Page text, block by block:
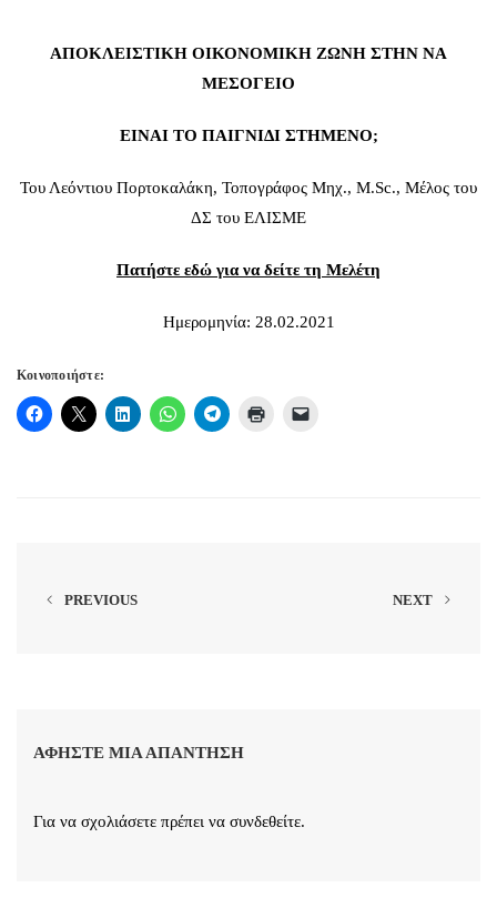
ΑΠΟΚΛΕΙΣΤΙΚΗ ΟΙΚΟΝΟΜΙΚΗ ΖΩΝΗ ΣΤΗΝ ΝΑ
ΜΕΣΟΓΕΙΟ
ΕΙΝΑΙ ΤΟ ΠΑΙΓΝΙΔΙ ΣΤΗΜΕΝΟ;
Του Λεόντιου Πορτοκαλάκη, Τοπογράφος Μηχ., M.Sc., Μέλος του
ΔΣ του ΕΛΙΣΜΕ
Πατήστε εδώ για να δείτε τη Μελέτη
Ημερομηνία: 28.02.2021
Κοινοποιήστε:
PREVIOUS NEXT
ΑΦΉΣΤΕ ΜΙΑ ΑΠΆΝΤΗΣΗ
Για να σχολιάσετε πρέπει να συνδεθείτε.